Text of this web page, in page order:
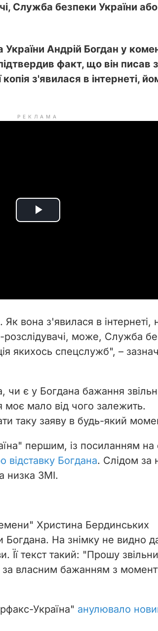
Служба безпеки України або
Андрій Богдан у
факт, що він писав
копія з'явилася в інтернеті,
РЕКЛАМА
P
i
d
o
вона з'явилася в інтернеті,
може, Служба
якихось спецслужб", –
чи є у Богдана бажання
мало від чого залежить.
таку заяву в будь-який
першим, із посиланням на
відставку Богдана. Слідом за
низка ЗМІ.
Христина Бердинських
На знімку не видно
Її текст такий: "Прошу
за власним бажанням з
Україна" анулювало